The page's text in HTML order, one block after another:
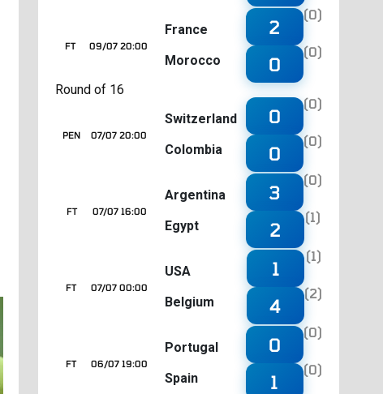
09/07 20:00
FT
France
Morocco
2
(0)
0
(0)
Round of 16
07/07 20:00
PEN
Switzerland
Colombia
0
(0)
0
(0)
07/07 16:00
FT
Argentina
Egypt
3
(0)
2
(1)
07/07 00:00
FT
USA
Belgium
1
(1)
4
(2)
06/07 19:00
FT
Portugal
Spain
0
(0)
1
(0)